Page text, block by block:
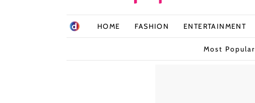
HOME FASHION ENTERTAINMENT
Most Popular